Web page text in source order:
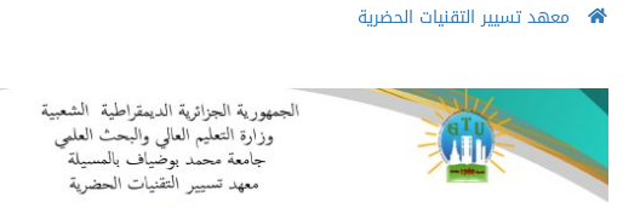
معهد تسيير التقنيات الحضرية